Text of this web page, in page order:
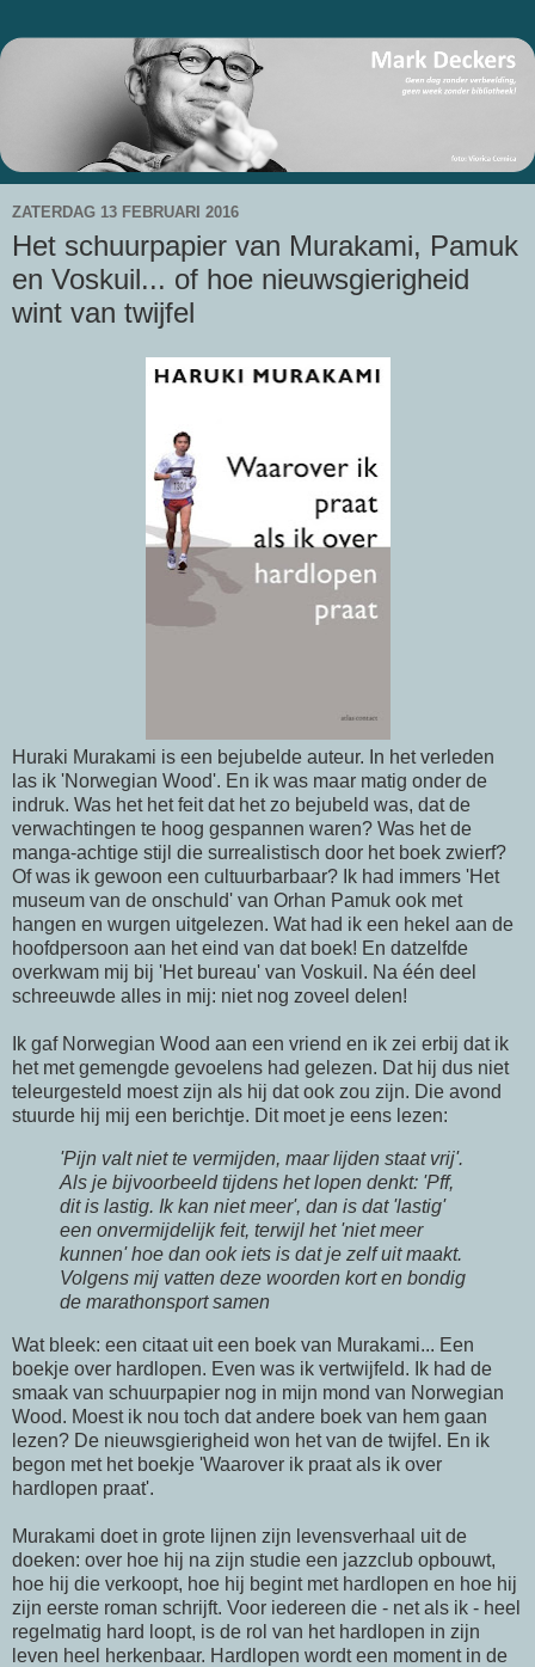
ZATERDAG 13 FEBRUARI 2016
Het schuurpapier van Murakami, Pamuk
en Voskuil... of hoe nieuwsgierigheid
wint van twijfel
Huraki Murakami is een bejubelde auteur. In het verleden
las ik 'Norwegian Wood'. En ik was maar matig onder de
indruk. Was het het feit dat het zo bejubeld was, dat de
verwachtingen te hoog gespannen waren? Was het de
manga-achtige stijl die surrealistisch door het boek zwierf?
Of was ik gewoon een cultuurbarbaar? Ik had immers 'Het
museum van de onschuld' van Orhan Pamuk ook met
hangen en wurgen uitgelezen. Wat had ik een hekel aan de
hoofdpersoon aan het eind van dat boek! En datzelfde
overkwam mij bij 'Het bureau' van Voskuil. Na één deel
schreeuwde alles in mij: niet nog zoveel delen!
Ik gaf Norwegian Wood aan een vriend en ik zei erbij dat ik
het met gemengde gevoelens had gelezen. Dat hij dus niet
teleurgesteld moest zijn als hij dat ook zou zijn. Die avond
stuurde hij mij een berichtje. Dit moet je eens lezen:
'Pijn valt niet te vermijden, maar lijden staat vrij'.
Als je bijvoorbeeld tijdens het lopen denkt: 'Pff,
dit is lastig. Ik kan niet meer', dan is dat 'lastig'
een onvermijdelijk feit, terwijl het 'niet meer
kunnen' hoe dan ook iets is dat je zelf uit maakt.
Volgens mij vatten deze woorden kort en bondig
de marathonsport samen
Wat bleek: een citaat uit een boek van Murakami... Een
boekje over hardlopen. Even was ik vertwijfeld. Ik had de
smaak van schuurpapier nog in mijn mond van Norwegian
Wood. Moest ik nou toch dat andere boek van hem gaan
lezen? De nieuwsgierigheid won het van de twijfel. En ik
begon met het boekje 'Waarover ik praat als ik over
hardlopen praat'.
Murakami doet in grote lijnen zijn levensverhaal uit de
doeken: over hoe hij na zijn studie een jazzclub opbouwt,
hoe hij die verkoopt, hoe hij begint met hardlopen en hoe hij
zijn eerste roman schrijft. Voor iedereen die - net als ik - heel
regelmatig hard loopt, is de rol van het hardlopen in zijn
leven heel herkenbaar. Hardlopen wordt een moment in de